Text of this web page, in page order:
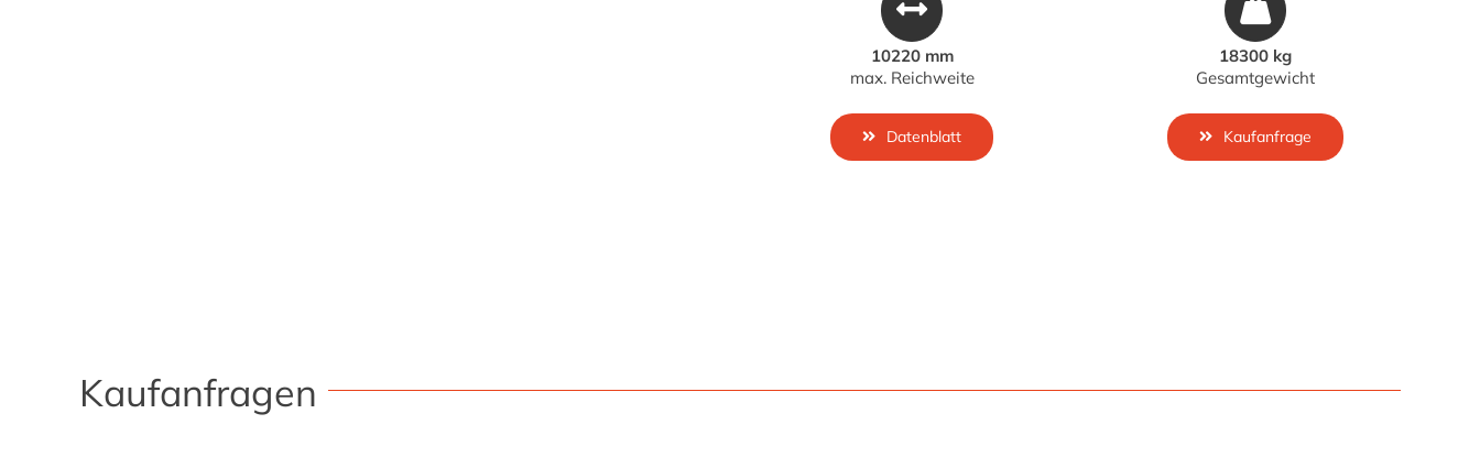
10220 mm
max. Reichweite
Datenblatt
18300 kg
Gesamtgewicht
Kaufanfrage
Kaufanfragen